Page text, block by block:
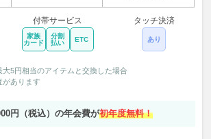
付帯サービス
家族
カード
分割
払い
ETC
タッチ決済
あり
5円相当のアイテムと交換した場合
あります
円（税込）の年会費が初年度無料！